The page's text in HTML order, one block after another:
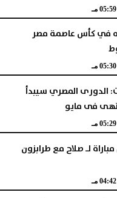
05:59 مـ
في كأس عاصمة مصر
05:30 مـ
الدورى المصري سيبدأ
05:29 مـ
لـ صلاح مع طرابزون
04:42 مـ